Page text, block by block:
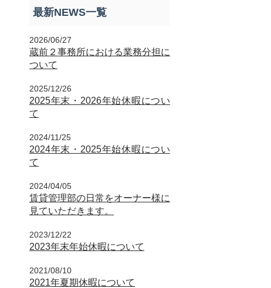
最新NEWS一覧
2026/06/27
蔵前２事務所における業務分担に
ついて
2025/12/26
2025年末・2026年始休暇につい
て
2024/11/25
2024年末・2025年始休暇につい
て
2024/04/05
賃貸管理部の日常をオーナー様に
見ていただきます。
2023/12/22
2023年末年始休暇について
2021/08/10
2021年夏期休暇について